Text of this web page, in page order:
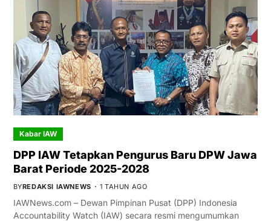
Kabar IAW
DPP IAW Tetapkan Pengurus Baru DPW Jawa
Barat Periode 2025-2028
BYREDAKSI IAWNEWS 1 TAHUN AGO
IAWNews.com – Dewan Pimpinan Pusat (DPP) Indonesia
Accountability Watch (IAW) secara resmi mengumumkan